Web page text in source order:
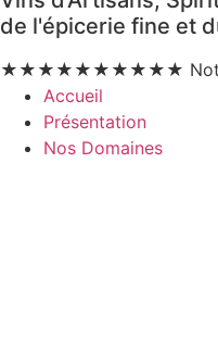
de l'épicerie fine et
★ ★ ★ ★ ★ ★ ★ ★ ★ ★
Accueil
Présentation
Nos Domaines